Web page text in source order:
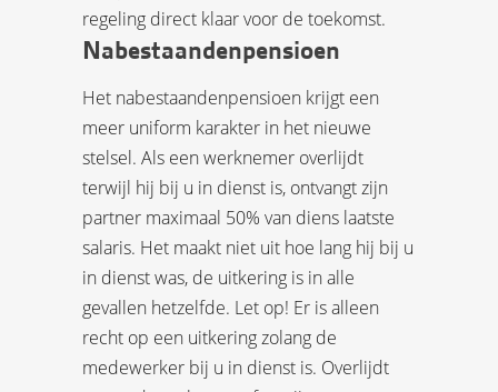
regeling direct klaar voor de toekomst.
Nabestaandenpensioen
Het nabestaandenpensioen krijgt een
meer uniform karakter in het nieuwe
stelsel. Als een werknemer overlijdt
terwijl hij bij u in dienst is, ontvangt zijn
partner maximaal 50% van diens laatste
salaris. Het maakt niet uit hoe lang hij bij u
in dienst was, de uitkering is in alle
gevallen hetzelfde. Let op! Er is alleen
recht op een uitkering zolang de
medewerker bij u in dienst is. Overlijdt